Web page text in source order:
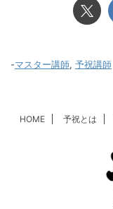
-マスター講師, 予祝講師
HOME 予祝とは